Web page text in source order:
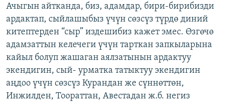
Ачыгын айтканда, биз, адамдар, бири-бирибизди
ардактап, сыйлашыбыз үчүн сөзсүз түрдө диний
китептерден “сыр” издешибиз кажет эмес. Өзгөчө
адамзаттын келечеги үчүн тарткан запкыларына
кайыл болуп жашаган аялзатынын ардактуу
экендигин, сый- урматка татыктуу экендигин
аңдоо үчүн сөзсүз Курандан же сүннөттөн,
Инжилден, Тоораттан, Авестадан ж.б. негиз